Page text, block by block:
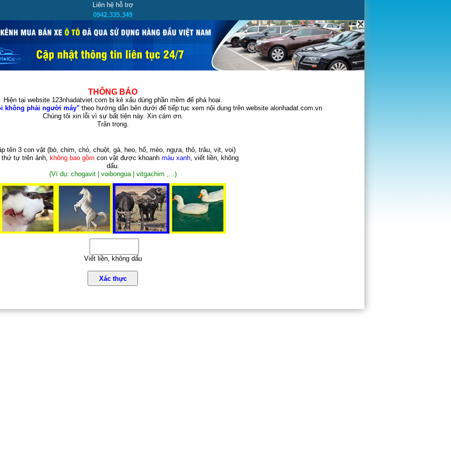
Liên hệ hỗ trợ
0942.335.349
THÔNG BÁO
Hiện tại website 123nhadatviet.com bị kẻ xấu dùng phần mềm để phá hoại.
không phải người máy"theo hướng dẫn bên dưới để tiếp tục xem nội dung trên website alonhadat.com.vn
Chúng tôi xin lỗi vì sự bất tiện này. Xin cám ơn.
Trân trọng.
tên 3 con vật (bò, chim, chó, chuột, gà, heo, hổ, mèo, ngựa, thỏ, trâu, vịt, voi)
thứ tự trên ảnh, không bao gồm con vật được khoanh màu xanh, viết liền, không
dấu.
(Ví dụ: chogavit | voibongua | vitgachim ,...)
Viết liền, không dấu
Xác thực